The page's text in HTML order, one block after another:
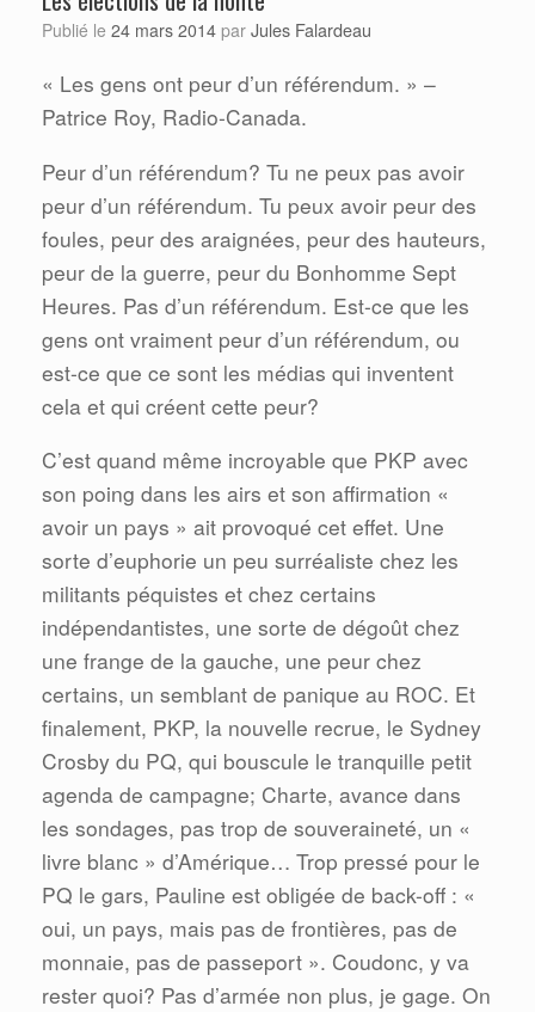
Publié le 24 mars 2014 par Jules Falardeau
« Les gens ont peur d’un référendum. » –
Patrice Roy, Radio-Canada.
Peur d’un référendum? Tu ne peux pas avoir
peur d’un référendum. Tu peux avoir peur des
foules, peur des araignées, peur des hauteurs,
peur de la guerre, peur du Bonhomme Sept
Heures. Pas d’un référendum. Est-ce que les
gens ont vraiment peur d’un référendum, ou
est-ce que ce sont les médias qui inventent
cela et qui créent cette peur?
C’est quand même incroyable que PKP avec
son poing dans les airs et son affirmation «
avoir un pays » ait provoqué cet effet. Une
sorte d’euphorie un peu surréaliste chez les
militants péquistes et chez certains
indépendantistes, une sorte de dégoût chez
une frange de la gauche, une peur chez
certains, un semblant de panique au ROC. Et
finalement, PKP, la nouvelle recrue, le Sydney
Crosby du PQ, qui bouscule le tranquille petit
agenda de campagne; Charte, avance dans
les sondages, pas trop de souveraineté, un «
livre blanc » d’Amérique… Trop pressé pour le
PQ le gars, Pauline est obligée de back-off : «
oui, un pays, mais pas de frontières, pas de
monnaie, pas de passeport ». Coudonc, y va
rester quoi? Pas d’armée non plus, je gage. On